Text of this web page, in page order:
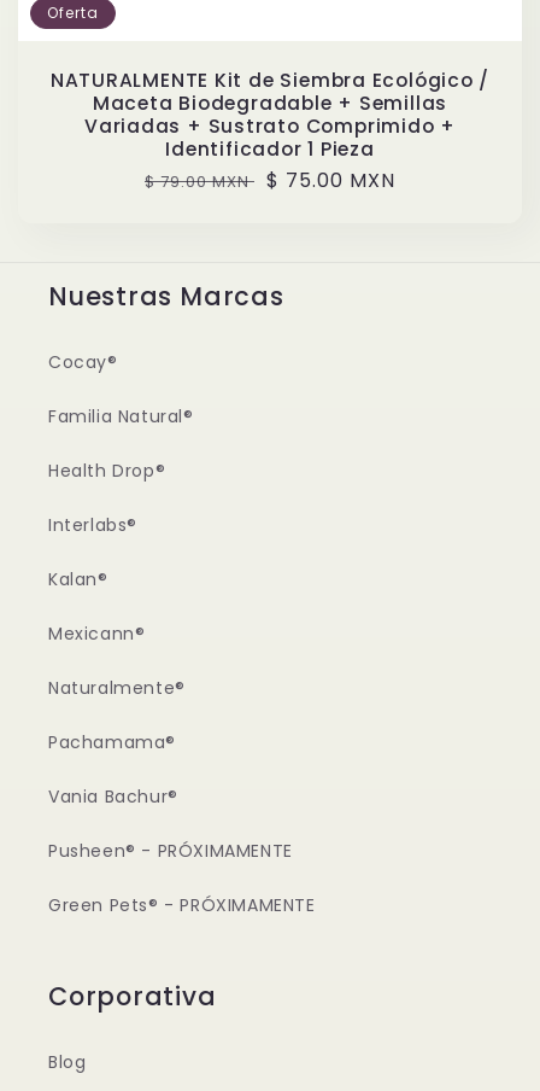
Oferta
NATURALMENTE Kit de Siembra Ecológico /
Maceta Biodegradable + Semillas
Variadas + Sustrato Comprimido +
Identificador 1 Pieza
Precio
$ 79.00 MXN
Precio
$ 75.00 MXN
Nuestras Marcas
Cocay®
Familia Natural®
Health Drop®
Interlabs®
Kalan®
Mexicann®
Naturalmente®
Pachamama®
Vania Bachur®
Pusheen® - PRÓXIMAMENTE
Green Pets® - PRÓXIMAMENTE
Corporativa
Blog